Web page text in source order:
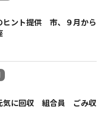
ヒント提供 市、９月から
気に回収 組合員 ごみ収